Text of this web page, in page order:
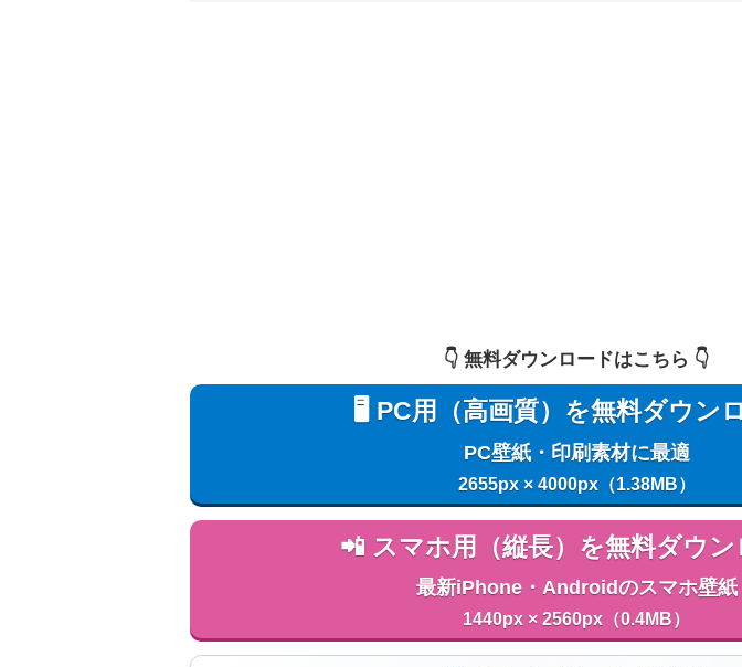
👇️ 無料ダウンロードはこちら 👇️
🖥️ PC用（高画質）を無料ダウン
PC壁紙・印刷素材に最適
2655px × 4000px（1.38MB）
📲 スマホ用（縦長）を無料ダウン
最新iPhone・Androidのスマホ壁紙
1440px × 2560px（0.4MB）